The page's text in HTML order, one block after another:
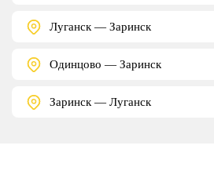
Луганск — Заринск
Одинцово — Заринск
Заринск — Луганск